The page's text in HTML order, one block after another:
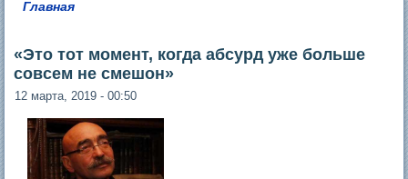
Главная
«Это тот момент, когда абсурд уже больше
совсем не смешон»
12 марта, 2019 - 00:50